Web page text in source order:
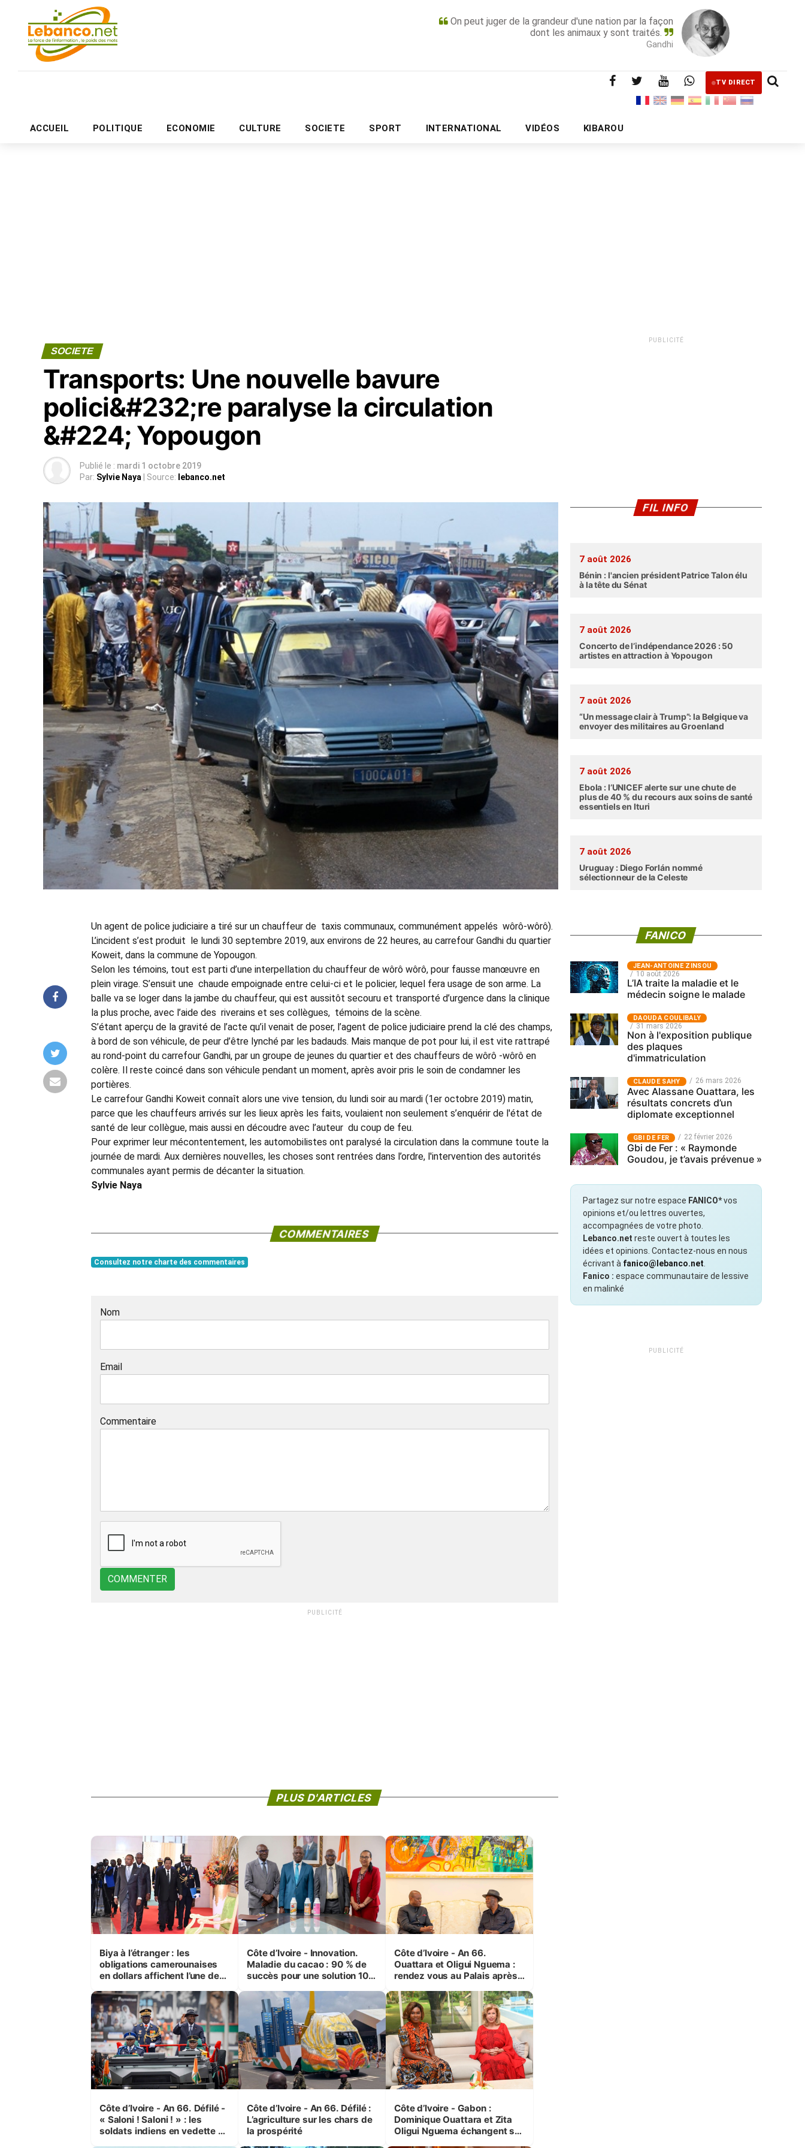
On peut juger de la grandeur d'une nation par la façon
dont les animaux y sont traités.
Gandhi
TV DIRECT
ACCUEIL POLITIQUE ECONOMIE CULTURE SOCIETE SPORT INTERNATIONAL VIDÉOS KIBAROU
PUBLICITÉ
SOCIETE
Transports: Une nouvelle bavure
polici&#232;re paralyse la circulation
&#224; Yopougon
Publié le : mardi 1 octobre 2019
Par: Sylvie Naya | Source: lebanco.net
Un agent de police judiciaire a tiré sur un chauffeur de taxis communaux, communément appelés wôrô-wôrô).
L’incident s’est produit le lundi 30 septembre 2019, aux environs de 22 heures, au carrefour Gandhi du quartier
Koweit, dans la commune de Yopougon.
Selon les témoins, tout est parti d’une interpellation du chauffeur de wôrô wôrô, pour fausse manœuvre en
plein virage. S’ensuit une chaude empoignade entre celui-ci et le policier, lequel fera usage de son arme. La
balle va se loger dans la jambe du chauffeur, qui est aussitôt secouru et transporté d’urgence dans la clinique
la plus proche, avec l’aide des riverains et ses collègues, témoins de la scène.
S’étant aperçu de la gravité de l’acte qu’il venait de poser, l’agent de police judiciaire prend la clé des champs,
à bord de son véhicule, de peur d’être lynché par les badauds. Mais manque de pot pour lui, il est vite rattrapé
au rond-point du carrefour Gandhi, par un groupe de jeunes du quartier et des chauffeurs de wôrô -wôrô en
colère. Il reste coincé dans son véhicule pendant un moment, après avoir pris le soin de condamner les
portières.
Le carrefour Gandhi Koweit connaît alors une vive tension, du lundi soir au mardi (1er octobre 2019) matin,
parce que les chauffeurs arrivés sur les lieux après les faits, voulaient non seulement s’enquérir de l'état de
santé de leur collègue, mais aussi en découdre avec l’auteur du coup de feu.
Pour exprimer leur mécontentement, les automobilistes ont paralysé la circulation dans la commune toute la
journée de mardi. Aux dernières nouvelles, les choses sont rentrées dans l’ordre, l'intervention des autorités
communales ayant permis de décanter la situation.
Sylvie Naya
COMMENTAIRES
Consultez notre charte des commentaires
Nom
Email
Commentaire
COMMENTER
PUBLICITÉ
PLUS D'ARTICLES
Biya à l’étranger : les
obligations camerounaises
en dollars affichent l’une des
Côte d’Ivoire - Innovation.
Maladie du cacao : 90 % de
succès pour une solution 100
Côte d’Ivoire - An 66.
Ouattara et Oligui Nguema :
rendez vous au Palais après
Côte d’Ivoire - An 66. Défilé -
« Saloni ! Saloni ! » : les
soldats indiens en vedette à
Côte d’Ivoire - An 66. Défilé :
L’agriculture sur les chars de
la prospérité
Côte d’Ivoire - Gabon :
Dominique Ouattara et Zita
Oligui Nguema échangent sur
PUBLICITÉ
FIL INFO
7 août 2026
Bénin : l'ancien président Patrice Talon élu
à la tête du Sénat
7 août 2026
Concerto de l’indépendance 2026 : 50
artistes en attraction à Yopougon
7 août 2026
“Un message clair à Trump”: la Belgique va
envoyer des militaires au Groenland
7 août 2026
Ebola : l’UNICEF alerte sur une chute de
plus de 40 % du recours aux soins de santé
essentiels en Ituri
7 août 2026
Uruguay : Diego Forlán nommé
sélectionneur de la Celeste
FANICO
JEAN-ANTOINE ZINSOU
10 août 2026
L’IA traite la maladie et le
médecin soigne le malade
‎DAOUDA COULIBALY
31 mars 2026
Non à l'exposition publique
des plaques
d'immatriculation
CLAUDE SAHY 26 mars 2026
Avec Alassane Ouattara, les
résultats concrets d’un
diplomate exceptionnel
GBI DE FER 22 février 2026
Gbi de Fer : « Raymonde
Goudou, je t’avais prévenue »
Partagez sur notre espace FANICO*vos
opinions et/ou lettres ouvertes,
accompagnées de votre photo.
Lebanco.net reste ouvert à toutes les
idées et opinions. Contactez-nous en nous
écrivant à fanico@lebanco.net
Fanico : espace communautaire de lessive
en malinké
PUBLICITÉ